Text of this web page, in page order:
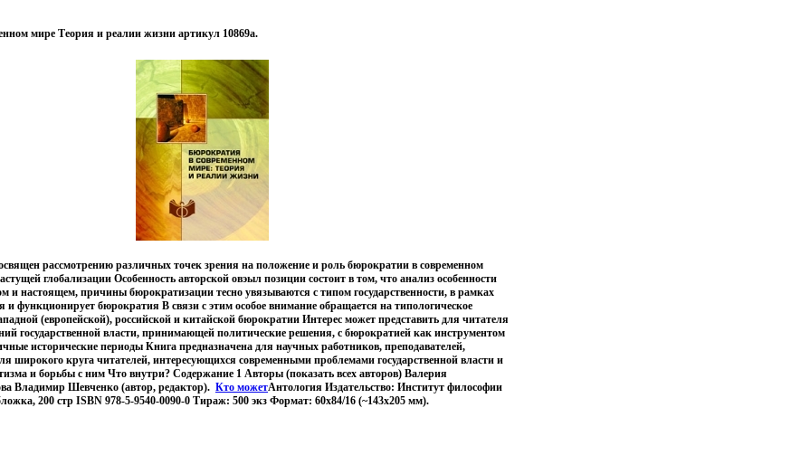
мире Теория и реалии жизни артикул 10869a.
рассмотрению различных точек зрения на положение и роль бюрократии в современном
глобализации Особенность авторской овэыл позиции состоит в том, что анализ особенности
и настоящем, причины бюрократизации тесно увязываются с типом государственности, в рамках
и функционирует бюрократия В связи с этим особое внимание обращается на типологическое
(европейской), российской и китайской бюрократии Интерес может представить для читателя
государственной власти, принимающей политические решения, с бюрократией как инструментом
исторические периоды Книга предназначена для научных работников, преподавателей,
широкого круга читателей, интересующихся современными проблемами государственной власти и
и борьбы с ним Что внутри? Содержание 1 Авторы (показать всех авторов) Валерия
Владимир Шевченко (автор, редактор). Кто можетАнтология Издательство: Институт философии
200 стр ISBN 978-5-9540-0090-0 Тираж: 500 экз Формат: 60x84/16 (~143х205 мм).